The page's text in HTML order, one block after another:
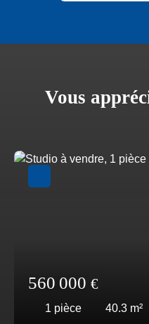
Vous
560 000 €
1 pièce 40.3 m²